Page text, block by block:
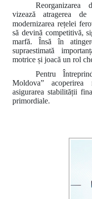
vizează atragerea
modernizarea rețelei
să devină competitivă,
marfă. Însă în
supraestimată
motrice și joacă un rol
Pentru
Moldova”acoperirea
asigurarea stabilității
primordiale.